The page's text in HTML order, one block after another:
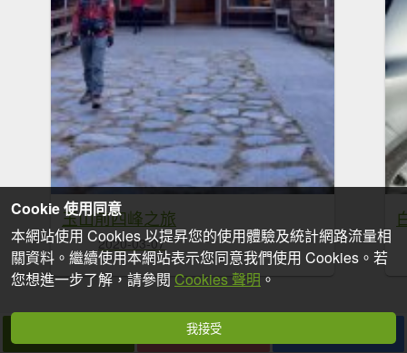
玉山前四峰之旅
2020-03-07
收藏
Cookie 使用同意
本網站使用 Cookies 以提昇您的使用體驗及統計網路流量相
關資料。繼續使用本網站表示您同意我們使用 Cookies。若
您想進一步了解，請參閱 Cookies 聲明 。
我接受